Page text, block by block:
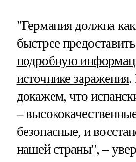
"Германия должна
быстрее
подробную
источнике заражения.
докажем, что
–
безопасные, и
нашей страны", –